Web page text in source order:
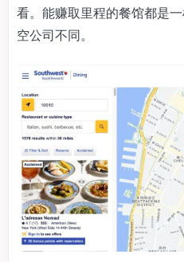
看。能赚取里程的餐馆都是
空公司不同。